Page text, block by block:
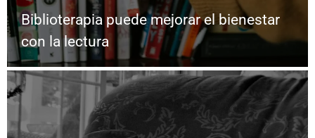
Biblioterapia puede mejorar el bienestar
con la lectura